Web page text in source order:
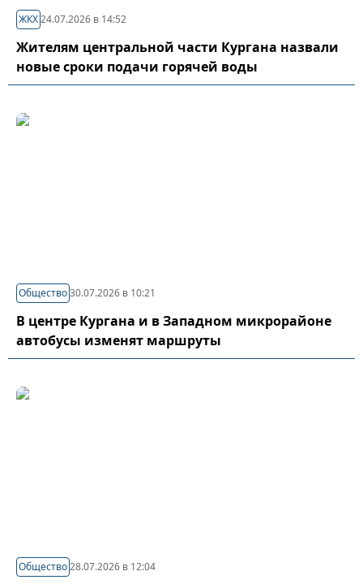
ЖКХ24.07.2026 в 14:52
Жителям центральной части Кургана назвали
новые сроки подачи горячей воды
Общество30.07.2026 в 10:21
В центре Кургана и в Западном микрорайоне
автобусы изменят маршруты
Общество28.07.2026 в 12:04